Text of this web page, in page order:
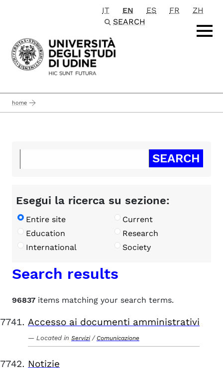
Passa al contenuto principale
IT EN ES FR
ZH
SEARCH
home
Esegui la ricerca su sezione:
Entire site
Current
Education
Research
International
Society
Search results
96837 items matching your search terms.
Accesso ai documenti amministrativi
Located in Servizi / Comunicazione
Notizie